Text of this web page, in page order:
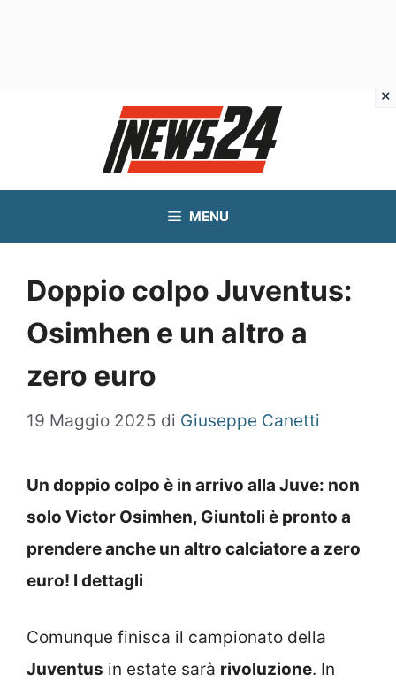
MENU
Doppio colpo Juventus:
Osimhen e un altro a
zero euro
19 Maggio 2025 di Giuseppe Canetti
Un doppio colpo è in arrivo alla Juve: non
solo Victor Osimhen, Giuntoli è pronto a
prendere anche un altro calciatore a zero
euro! I dettagli
Comunque finisca il campionato della
Juventus in estate sarà rivoluzione. In